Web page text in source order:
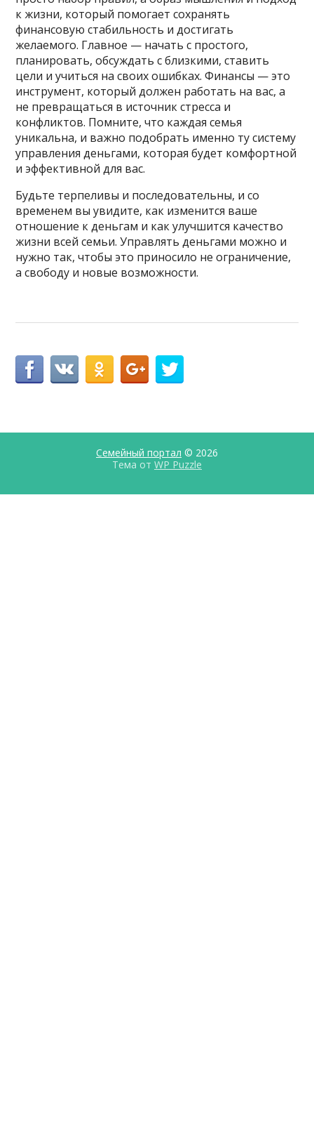
к жизни, который помогает сохранять
финансовую стабильность и достигать
желаемого. Главное — начать с простого,
планировать, обсуждать с близкими, ставить
цели и учиться на своих ошибках. Финансы — это
инструмент, который должен работать на вас, а
не превращаться в источник стресса и
конфликтов. Помните, что каждая семья
уникальна, и важно подобрать именно ту систему
управления деньгами, которая будет комфортной
и эффективной для вас.
Будьте терпеливы и последовательны, и со
временем вы увидите, как изменится ваше
отношение к деньгам и как улучшится качество
жизни всей семьи. Управлять деньгами можно и
нужно так, чтобы это приносило не ограничение,
а свободу и новые возможности.
Семейный портал © 2026
Тема от WP Puzzle